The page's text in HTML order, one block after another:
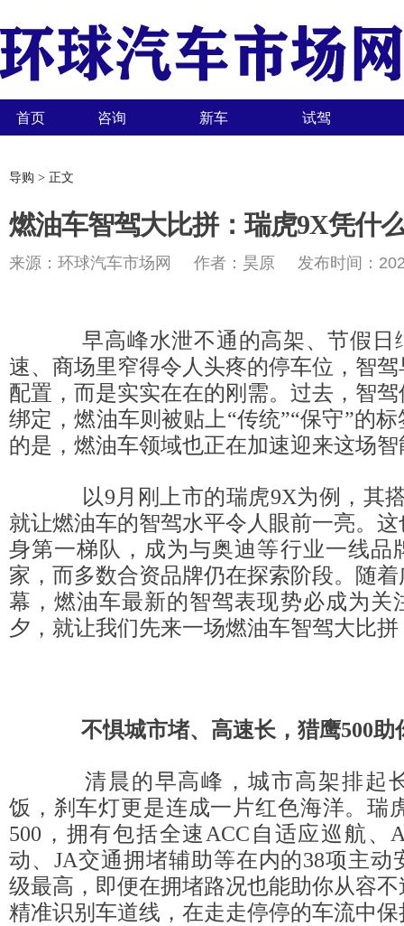
首页 咨询 新车 试驾
导购 > 正文
燃油车智驾大比拼：瑞虎9X凭什
来源：环球汽车市场网 作者：昊原 发布时间：
早高峰水泄不通的高架、节假日
速、商场里窄得令人头疼的停车位，智
配置，而是实实在在的刚需。过去，智
绑定，燃油车则被贴上“传统”“保守”的
的是，燃油车领域也正在加速迎来这场
以9月刚上市的瑞虎9X为例，其搭
就让燃油车的智驾水平令人眼前一亮。
身第一梯队，成为与奥迪等行业一线品
家，而多数合资品牌仍在探索阶段。随
幕，燃油车最新的智驾表现势必成为关
夕，就让我们先来一场燃油车智驾大比拼
不惧城市堵、高速长， 猎鹰500助
清晨的早高峰，城市高架排起
饭，刹车灯更是连成一片红色海洋。瑞
500，拥有包括全速ACC自适应巡航、
动、JA交通拥堵辅助等在内的38项主动
级最高，即便在拥堵路况也能助你从容
精准识别车道线，在走走停停的车流中